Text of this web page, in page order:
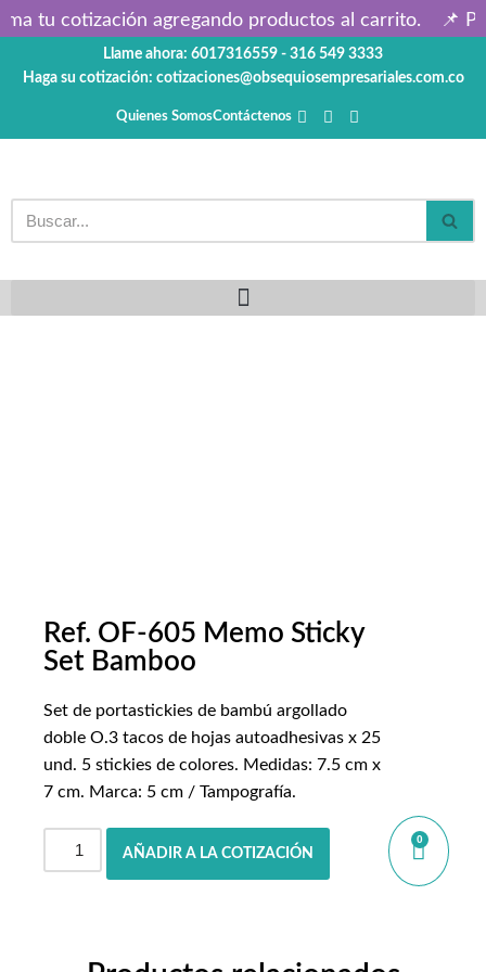
al
tu cotización agregando productos al carrito. 📌
Llame ahora: 6017316559 - 316 549 3333
Haga su cotización: cotizaciones@obsequiosempresariales.com.co
Quienes SomosContáctenos
0
Ref. OF-605 Memo Sticky
Set Bamboo
Set de portastickies de bambú argollado
doble O.3 tacos de hojas autoadhesivas x 25
und. 5 stickies de colores. Medidas: 7.5 cm x
7 cm. Marca: 5 cm / Tampografía.
AÑADIR A LA COTIZACIÓN